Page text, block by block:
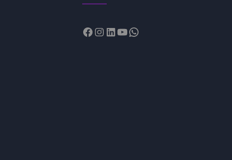
Facebook
Instagram
LinkedIn
YouTube
WhatsApp